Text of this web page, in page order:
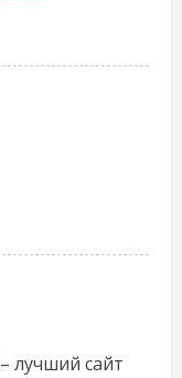
– лучший сайт